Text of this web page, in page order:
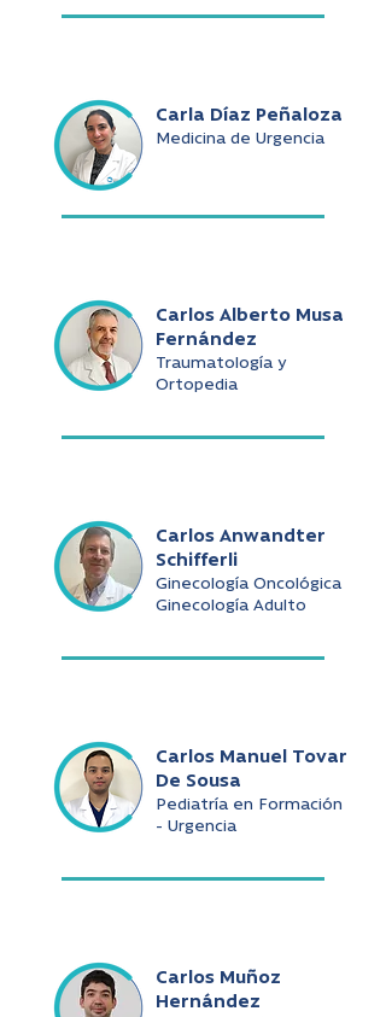
Carla Díaz Peñaloza
Medicina de Urgencia
Carlos Alberto Musa
Fernández
Traumatología y
Ortopedia
Carlos Anwandter
Schifferli
Ginecología Oncológica
Ginecología Adulto
Carlos Manuel Tovar
De Sousa
Pediatría en Formación
- Urgencia
Carlos Muñoz
Hernández